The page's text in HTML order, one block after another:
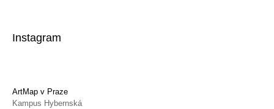
Instagram
ArtMap v Praze
Kampus Hybernská